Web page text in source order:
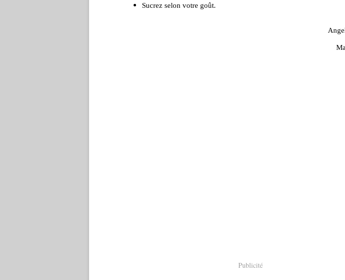
Sucrez selon votre goût.
Publicité